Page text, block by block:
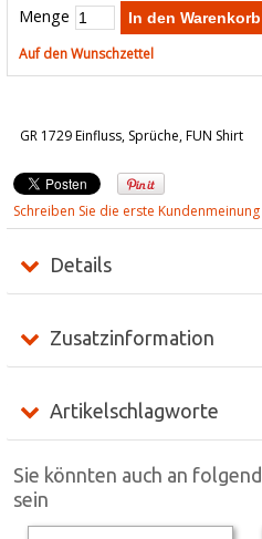
GR 1729 Einfluss, Sprüche, FUN Shirt
Menge In den Warenkorb
Auf den Wunschzettel
Schreiben Sie die erste Kundenmeinung
Details
Zusatzinformation
Artikelschlagworte
Sie könnten auch an
sein